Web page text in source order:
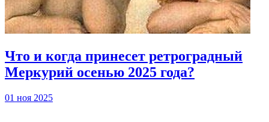
Что и когда принесет ретроградный
Меркурий осенью 2025 года?
01 ноя 2025